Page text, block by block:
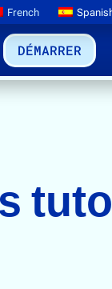
French
DÉMARRER